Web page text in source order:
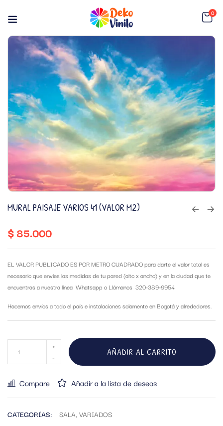
0
MURAL PAISAJE VARIOS 41 (VALOR M2)
$85.000
EL VALOR PUBLICADO ES POR METRO CUADRADO para darte el valor total es
necesario que envíes las medidas de tu pared (alto x ancho) y en la ciudad que te
encuentras a nuestra línea Whatsapp o Llámanos 320-389-9954
Hacemos envíos a todo el país e instalaciones solamente en Bogotá y alrededores.
AÑADIR AL CARRITO
Compare Añadir a la lista de deseos
CATEGORÍAS: SALA, VARIADOS